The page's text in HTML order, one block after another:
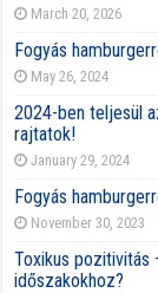
March 20, 2026
Fogyás
May 26, 2024
2024-ben teljesül
rajtatok!
January 29, 2024
Fogyás
November 30, 2023
Toxikus pozitivitás
időszakokhoz?